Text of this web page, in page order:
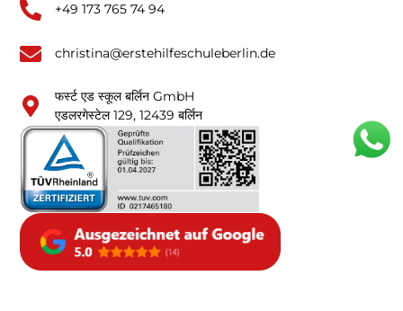
+49 173 765 74 94
christina@erstehilfeschuleberlin.de
फर्स्ट एड स्कूल बर्लिन GmbH
एडलरगेस्टेल 129, 12439 बर्लिन